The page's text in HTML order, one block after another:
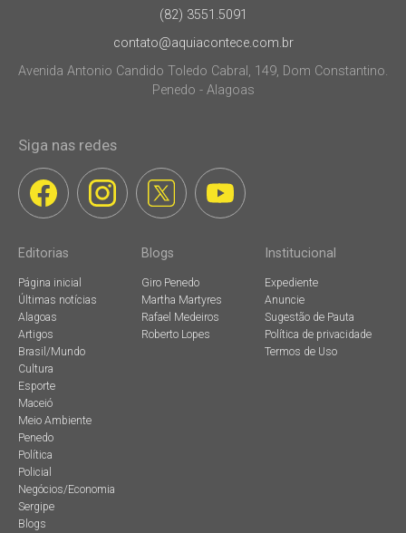
(82) 3551.5091
contato@aquiacontece.com.br
Avenida Antonio Candido Toledo Cabral, 149, Dom Constantino.
Penedo - Alagoas
Siga nas redes
Editorias
Página inicial
Últimas notícias
Alagoas
Artigos
Brasil/Mundo
Cultura
Esporte
Maceió
Meio Ambiente
Penedo
Política
Policial
Negócios/Economia
Sergipe
Blogs
Blogs
Giro Penedo
Martha Martyres
Rafael Medeiros
Roberto Lopes
Institucional
Expediente
Anuncie
Sugestão de Pauta
Política de privacidade
Termos de Uso